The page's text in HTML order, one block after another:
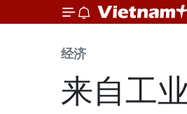
经济
来自工